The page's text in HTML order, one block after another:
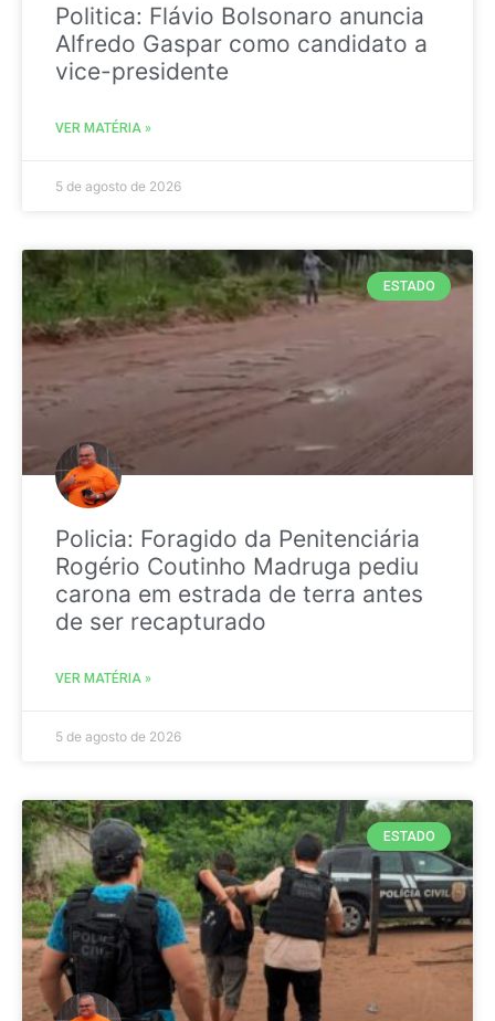
Politica: Flávio Bolsonaro anuncia
Alfredo Gaspar como candidato a
vice-presidente
VER MATÉRIA »
5 de agosto de 2026
ESTADO
Policia: Foragido da Penitenciária
Rogério Coutinho Madruga pediu
carona em estrada de terra antes
de ser recapturado
VER MATÉRIA »
5 de agosto de 2026
ESTADO